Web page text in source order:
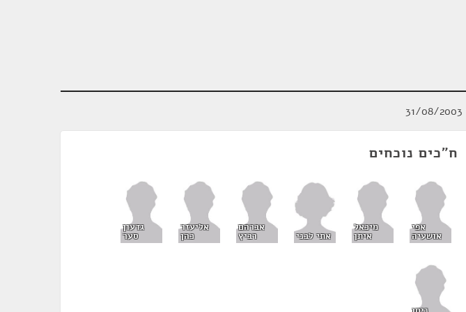
ח"כים נוכחים
אפי
אושעיה
מיכאל
איתן אתי לבני
אברהם
רביץ
אליעזר
כהן
גדעון
סער